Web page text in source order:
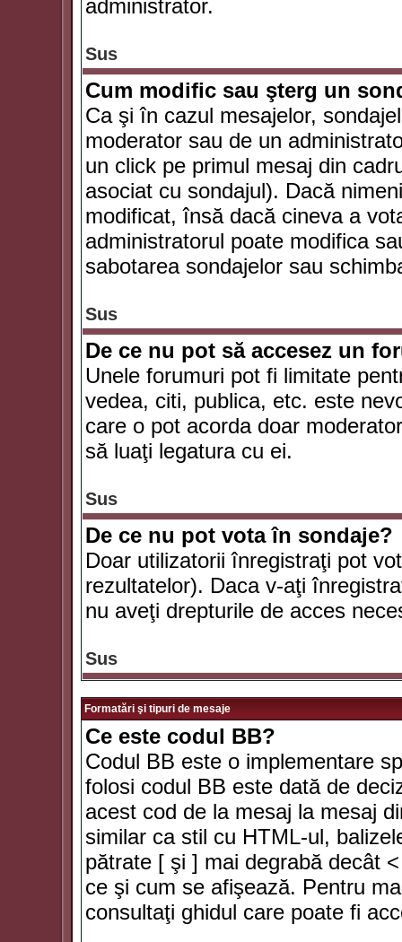
administrator.
Sus
Cum modific sau şterg un
Ca şi în cazul mesajelor,
moderator sau de un
un click pe primul mesaj din
asociat cu sondajul). Dacă
modificat, însă dacă cineva a
administratorul poate modifica
sabotarea sondajelor sau
Sus
De ce nu pot să accesez un
Unele forumuri pot fi limitate
vedea, citi, publica, etc. este
care o pot acorda doar
să luaţi legatura cu ei.
Sus
De ce nu pot vota în sondaje?
Doar utilizatorii înregistraţi pot
rezultatelor). Daca v-aţi
nu aveţi drepturile de acces
Sus
Formatări şi tipuri de mesaje
Ce este codul BB?
Codul BB este o implementare
folosi codul BB este dată de
acest cod de la mesaj la mesaj
similar ca stil cu HTML-ul,
pătrate [ şi ] mai degrabă decât
ce şi cum se afişează. Pentru
consultaţi ghidul care poate fi